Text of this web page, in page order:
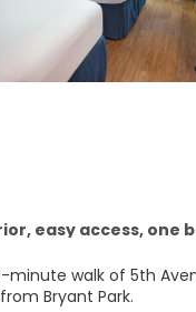
easy access, one
walk of 5th
Bryant Park.